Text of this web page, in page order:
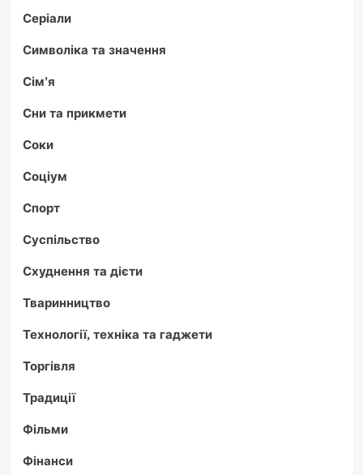
Серіали
Символіка та значення
Сім'я
Сни та прикмети
Соки
Соціум
Спорт
Суспільство
Схуднення та дієти
Тваринництво
Технології, техніка та гаджети
Торгівля
Традиції
Фільми
Фінанси